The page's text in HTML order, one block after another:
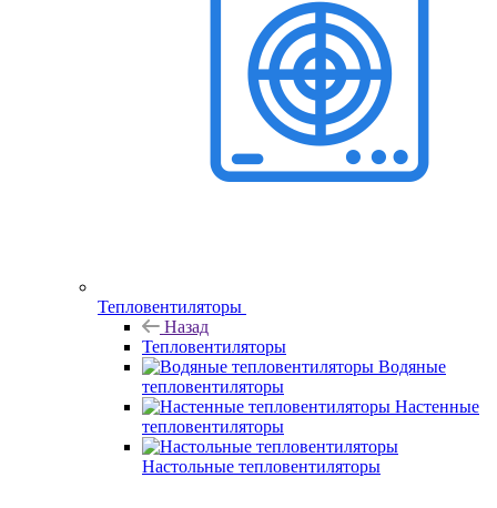
Тепловентиляторы
Назад
Тепловентиляторы
Водяные
тепловентиляторы
Настенные
тепловентиляторы
Настольные тепловентиляторы